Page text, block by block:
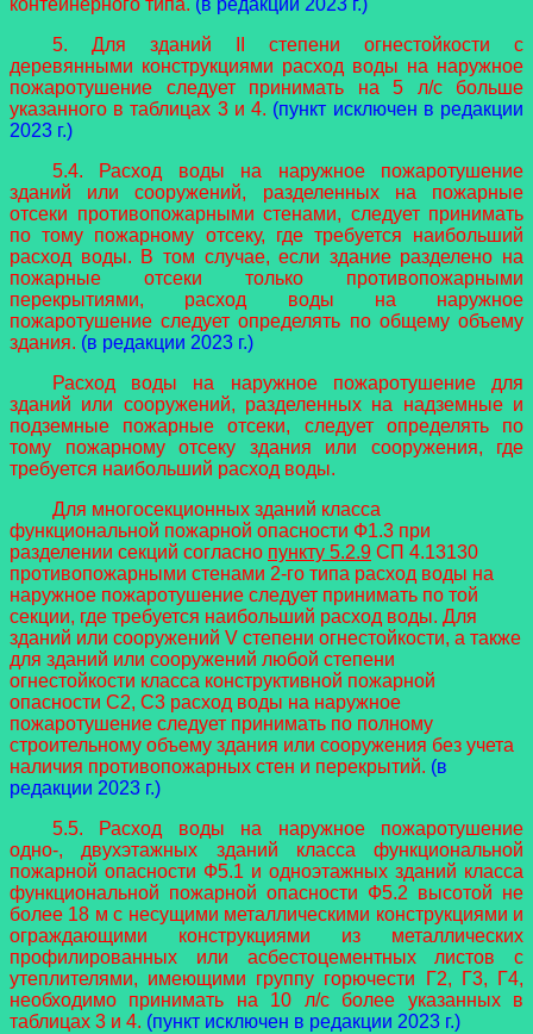
контейнерного типа. (в редакции 2023 г.)
5. Для зданий II степени огнестойкости с
деревянными конструкциями расход воды на наружное
пожаротушение следует принимать на 5 л/с больше
указанного в таблицах 3 и 4. (пункт исключен в редакции
2023 г.)
5.4. Расход воды на наружное пожаротушение
зданий или сооружений, разделенных на пожарные
отсеки противопожарными стенами, следует принимать
по тому пожарному отсеку, где требуется наибольший
расход воды. В том случае, если здание разделено на
пожарные отсеки только противопожарными
перекрытиями, расход воды на наружное
пожаротушение следует определять по общему объему
здания. (в редакции 2023 г.)
Расход воды на наружное пожаротушение для
зданий или сооружений, разделенных на надземные и
подземные пожарные отсеки, следует определять по
тому пожарному отсеку здания или сооружения, где
требуется наибольший расход воды.
Для многосекционных зданий класса
функциональной пожарной опасности Ф1.3 при
разделении секций согласно пункту 5.2.9 СП 4.13130
противопожарными стенами 2-го типа расход воды на
наружное пожаротушение следует принимать по той
секции, где требуется наибольший расход воды. Для
зданий или сооружений V степени огнестойкости, а также
для зданий или сооружений любой степени
огнестойкости класса конструктивной пожарной
опасности C2, C3 расход воды на наружное
пожаротушение следует принимать по полному
строительному объему здания или сооружения без учета
наличия противопожарных стен и перекрытий. (в
редакции 2023 г.)
5.5. Расход воды на наружное пожаротушение
одно-, двухэтажных зданий класса функциональной
пожарной опасности Ф5.1 и одноэтажных зданий класса
функциональной пожарной опасности Ф5.2 высотой не
более 18 м с несущими металлическими конструкциями и
ограждающими конструкциями из металлических
профилированных или асбестоцементных листов с
утеплителями, имеющими группу горючести Г2, Г3, Г4,
необходимо принимать на 10 л/с более указанных в
таблицах 3 и 4. (пункт исключен в редакции 2023 г.)